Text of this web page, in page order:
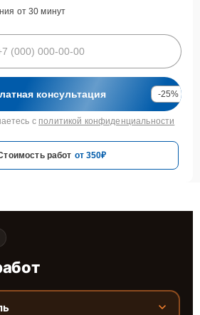
от 30 минут
консультация -25%
с политикой конфиденциальности
работ от 350₽